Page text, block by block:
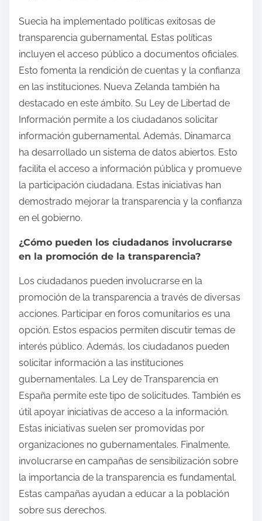
Suecia ha implementado políticas exitosas de
transparencia gubernamental. Estas políticas
incluyen el acceso público a documentos oficiales.
Esto fomenta la rendición de cuentas y la confianza
en las instituciones. Nueva Zelanda también ha
destacado en este ámbito. Su Ley de Libertad de
Información permite a los ciudadanos solicitar
información gubernamental. Además, Dinamarca
ha desarrollado un sistema de datos abiertos. Esto
facilita el acceso a información pública y promueve
la participación ciudadana. Estas iniciativas han
demostrado mejorar la transparencia y la confianza
en el gobierno.
¿Cómo pueden los ciudadanos involucrarse
en la promoción de la transparencia?
Los ciudadanos pueden involucrarse en la
promoción de la transparencia a través de diversas
acciones. Participar en foros comunitarios es una
opción. Estos espacios permiten discutir temas de
interés público. Además, los ciudadanos pueden
solicitar información a las instituciones
gubernamentales. La Ley de Transparencia en
España permite este tipo de solicitudes. También es
útil apoyar iniciativas de acceso a la información.
Estas iniciativas suelen ser promovidas por
organizaciones no gubernamentales. Finalmente,
involucrarse en campañas de sensibilización sobre
la importancia de la transparencia es fundamental.
Estas campañas ayudan a educar a la población
sobre sus derechos.